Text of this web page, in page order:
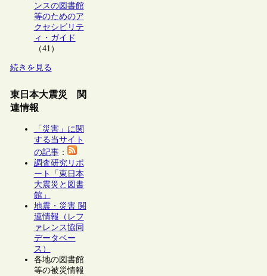
ンスの図書館
等のためのア
クセシビリテ
ィ・ガイド
（41）
続きを見る
東日本大震災 関
連情報
「災害」に関
する当サイト
の記事：
調査研究リポ
ート「東日本
大震災と図書
館」
地震・災害 関
連情報（レフ
ァレンス協同
データベー
ス）
各地の図書館
等の被災情報